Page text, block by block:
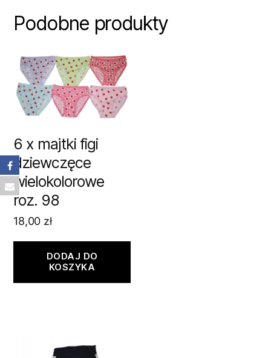
Podobne produkty
6 x majtki figi
dziewczęce
wielokolorowe
roz. 98
18,00 zł
DODAJ DO
KOSZYKA